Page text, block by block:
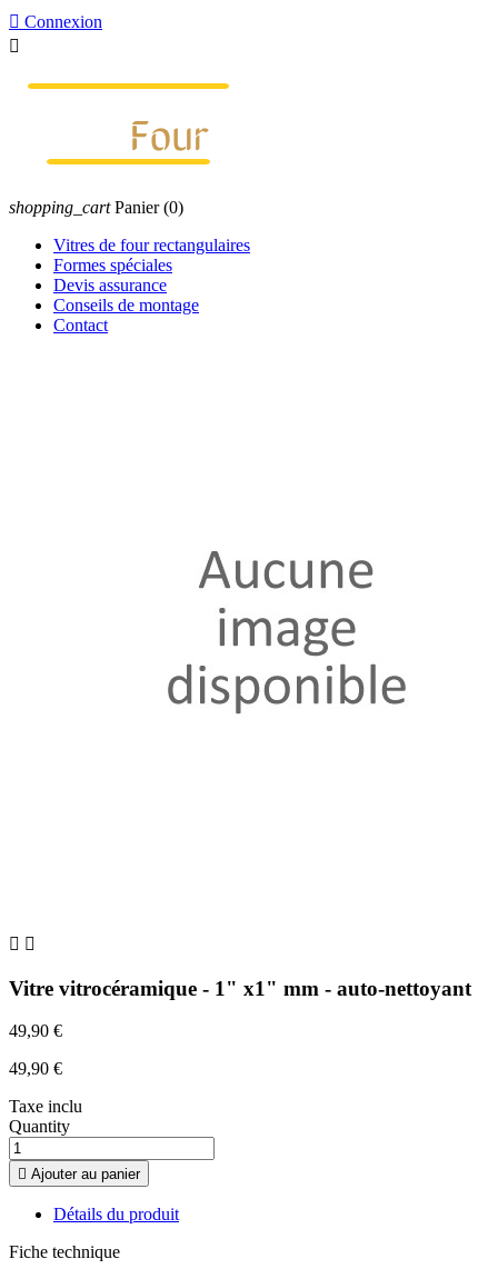
 Connexion

shopping_cart Panier (0)
Vitres de four rectangulaires
Formes spéciales
Devis assurance
Conseils de montage
Contact
 
Vitre vitrocéramique - 1" x1" mm - auto-nettoyant
49,90 €
49,90 €
Taxe inclu
Quantity
 Ajouter au panier
Détails du produit
Fiche technique